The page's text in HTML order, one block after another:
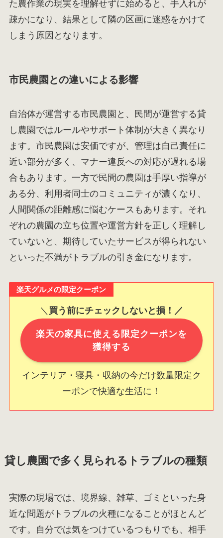
た農作業の現実を理解せずに始めると、手入れが
疎かになり、結果として隣の区画に迷惑をかけて
しまう原因となります。
市民農園との違いによる影響
自治体が運営する市民農園と、民間が運営する貸
し農園ではルールやサポート体制が大きく異なり
ます。市民農園は安価ですが、管理は自己責任に
近い部分が多く、マナー違反への対応が遅れる場
合もあります。一方で民間の農園は手厚い指導が
ある分、利用者同士のコミュニティが濃くなり、
人間関係の距離感に悩むケースもあります。それ
ぞれの農園の立ち位置や運営方針を正しく理解し
ていないと、期待していたサービスが得られない
といった不満がトラブルの引き金になります。
楽天グルメの限定クーポン
＼ 買う前にチェックしないと損！／
楽天の家具に使える限定クーポンを
獲得する
インテリア・寝具・収納の今だけ数量限定ク
ーポンで快適な生活に！
貸し農園で多く見られるトラブルの種類
実際の現場では、境界線、雑草、ゴミといった身
近な問題がトラブルの火種になることがほとんど
です。自分では気をつけているつもりでも、相手